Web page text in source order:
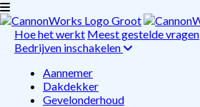
Hoe het werkt Meest gestelde vragen
Bedrijven inschakelen
Aannemer
Dakdekker
Gevelonderhoud